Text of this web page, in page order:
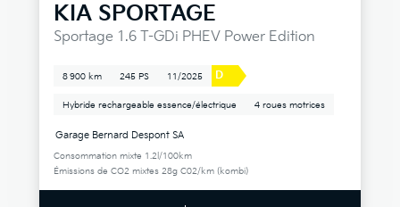
KIA SPORTAGE
Sportage 1.6 T-GDi PHEV Power Edition
8 900 km 245 PS 11/2025 D
Hybride rechargeable essence/électrique 4 roues motrices
Garage Bernard Despont SA
Consommation mixte 1.2l/100km
Émissions de CO2 mixtes 28g C02/km (kombi)